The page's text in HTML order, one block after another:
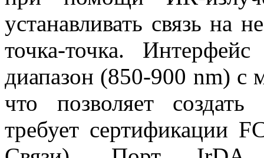
устанавливать связь на
точка-точка.
диапазон (850-900 nm) с
что позволяет
требует сертификации